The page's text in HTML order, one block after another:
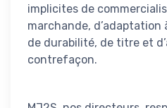
implicites de
marchande, d’adaptation
de durabilité, de titre et
contrefaçon.